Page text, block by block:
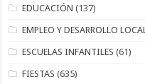
EDUCACIÓN (137)
EMPLEO Y DESARROLLO LOCAL
ESCUELAS INFANTILES (61)
FIESTAS (635)